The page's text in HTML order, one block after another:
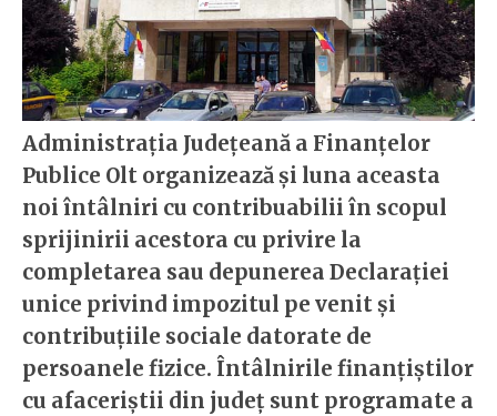
Administraţia Judeţeană a Finanţelor
Publice Olt organizează şi luna aceasta
noi întâlniri cu contribuabilii în scopul
sprijinirii acestora cu privire la
completarea sau depunerea Declaraţiei
unice privind impozitul pe venit şi
contribuţiile sociale datorate de
persoanele fizice. Întâlnirile finanţiştilor
cu afaceriştii din judeţ sunt programate a